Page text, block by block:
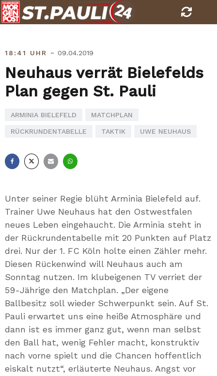
Skip
to
18:41 UHR - 09.04.2019
Neuhaus verrät Bielefelds
Plan gegen St. Pauli
ARMINIA BIELEFELD MATCHPLAN
RÜCKRUNDENTABELLE TAKTIK UWE NEUHAUS
Unter seiner Regie blüht Arminia Bielefeld auf.
Trainer Uwe Neuhaus hat den Ostwestfalen
neues Leben eingehaucht. Die Arminia steht in
der Rückrundentabelle mit 20 Punkten auf Platz
drei. Nur der 1. FC Köln holte einen Zähler mehr.
Diesen Rückenwind will Neuhaus auch am
Sonntag nutzen. Im klubeigenen TV verriet der
59-Jährige den Matchplan. „Der eigene
Ballbesitz soll wieder Schwerpunkt sein. Auf St.
Pauli erwartet uns eine heiße Atmosphäre und
dann ist es immer ganz gut, wenn man selbst
den Ball hat, wenig Fehler macht, konstruktiv
nach vorne spielt und die Chancen hoffentlich
eiskalt nutzt“, erläuterte Neuhaus. Angst vor